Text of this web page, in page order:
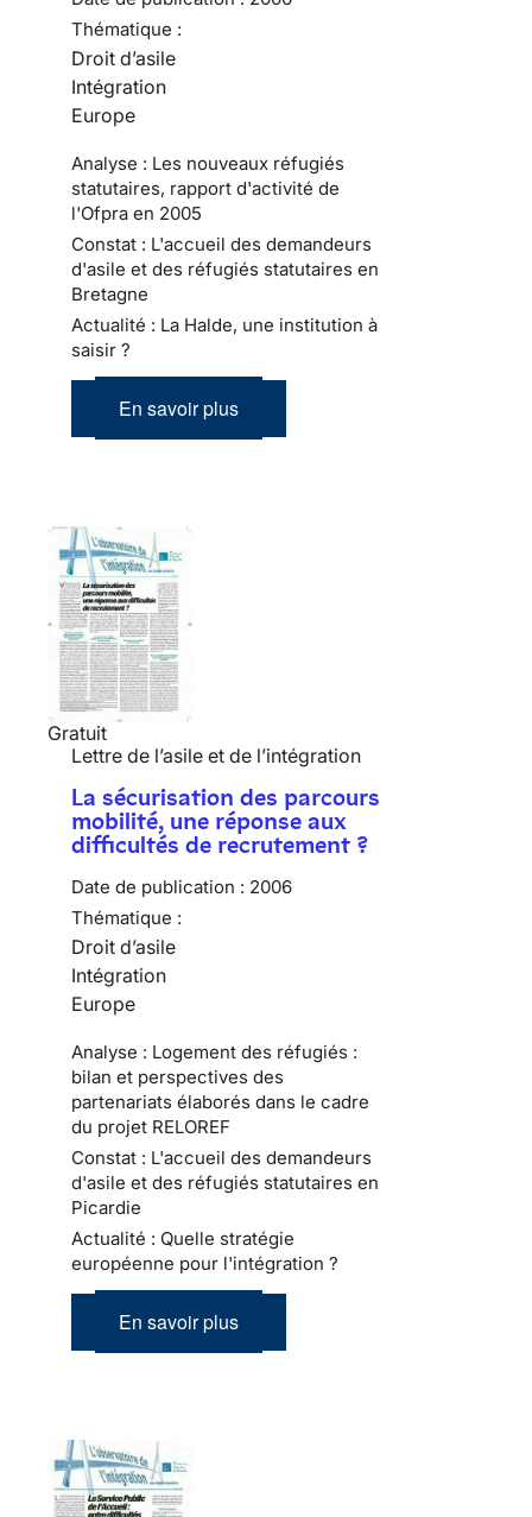
Thématique :
Droit d’asile
Intégration
Europe
Analyse : Les nouveaux réfugiés
statutaires, rapport d'activité de
l'Ofpra en 2005
Constat : L'accueil des demandeurs
d'asile et des réfugiés statutaires en
Bretagne
Actualité : La Halde, une institution à
saisir ?
En savoir plus
Gratuit
Lettre de l’asile et de l’intégration
La sécurisation des parcours
mobilité, une réponse aux
difficultés de recrutement ?
Date de publication : 2006
Thématique :
Droit d’asile
Intégration
Europe
Analyse : Logement des réfugiés :
bilan et perspectives des
partenariats élaborés dans le cadre
du projet RELOREF
Constat : L'accueil des demandeurs
d'asile et des réfugiés statutaires en
Picardie
Actualité : Quelle stratégie
européenne pour l'intégration ?
En savoir plus